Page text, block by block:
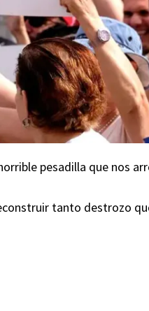
pesadilla que nos
tanto destrozo